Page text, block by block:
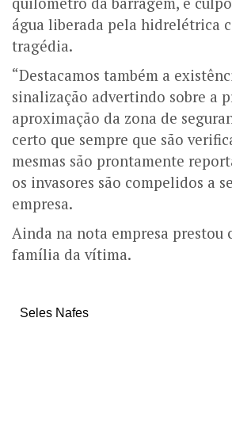
água liberada pela hidrelétrica
tragédia.
“Destacamos também a
sinalização advertindo sobre a
aproximação da zona de
certo que sempre que são
mesmas são prontamente
os invasores são compelidos a
empresa.
Ainda na nota empresa prestou
família da vítima.
Seles Nafes